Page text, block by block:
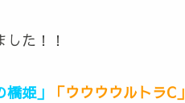
た！！
橋姫」 「ウウウウルトラC」